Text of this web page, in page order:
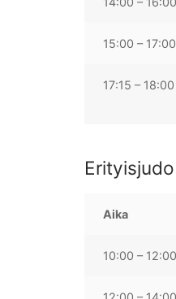
15:00 – 17:00
17:15 – 18:00
Erityisjudo
Aika
10:00 – 12:00